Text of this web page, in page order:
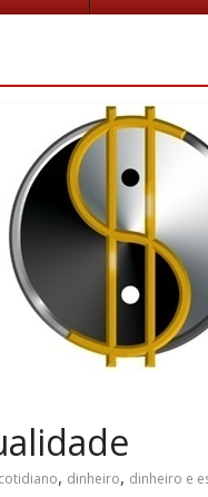
cotidiano, dinheiro, dinheiro e